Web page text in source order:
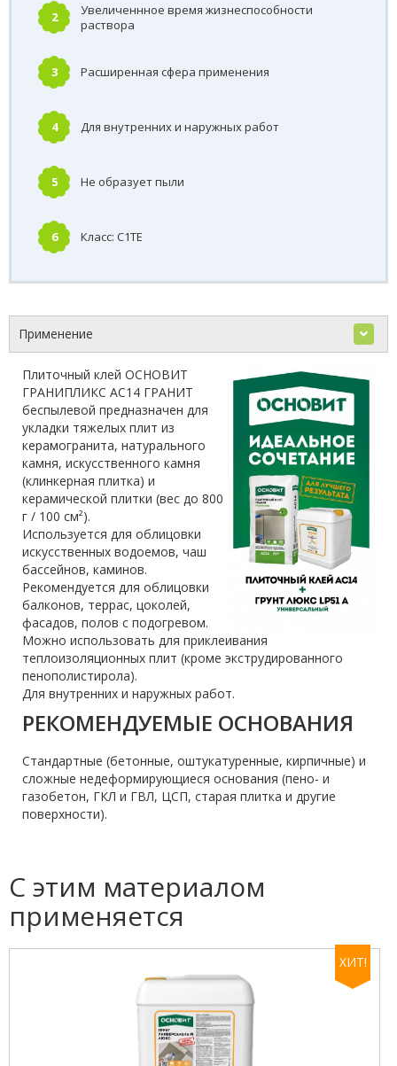
2
Увеличеннное время жизнеспособности
раствора
3 Расширенная сфера применения
4 Для внутренних и наружных работ
5 Не образует пыли
6 Класс: С1TE
Применение
Плиточный клей ОСНОВИТ
ГРАНИПЛИКС АС14 ГРАНИТ
беспылевой предназначен для
укладки тяжелых плит из
керамогранита, натурального
камня, искусственного камня
(клинкерная плитка) и
керамической плитки (вес до 800
г / 100 см²).
Используется для облицовки
искусственных водоемов, чаш
бассейнов, каминов.
Рекомендуется для облицовки
балконов, террас, цоколей,
фасадов, полов с подогревом.
Можно использовать для приклеивания
теплоизоляционных плит (кроме экструдированного
пенополистирола).
Для внутренних и наружных работ.
РЕКОМЕНДУЕМЫЕ ОСНОВАНИЯ
Стандартные (бетонные, оштукатуренные, кирпичные) и
сложные недеформирующиеся основания (пено- и
газобетон, ГКЛ и ГВЛ, ЦСП, старая плитка и другие
поверхности).
С этим материалом
применяется
ХИТ!